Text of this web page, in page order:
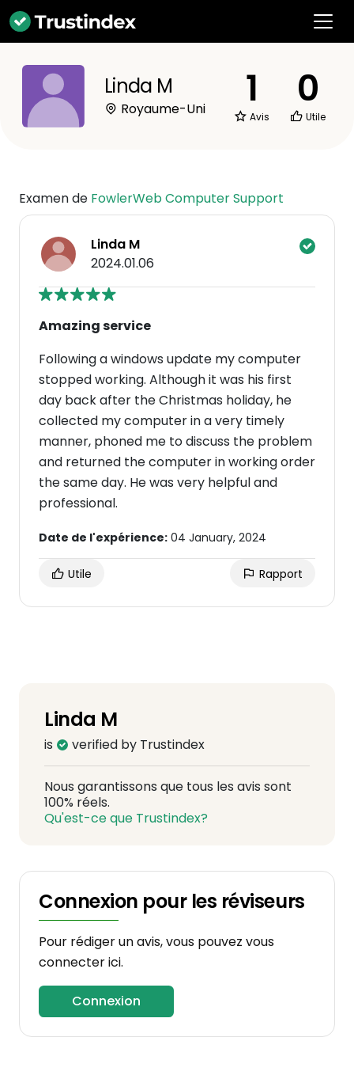
Linda M
Royaume-Uni 1
Avis
0
Utile
Examen de FowlerWeb Computer Support
Linda M
2024.01.06
Amazing service
Following a windows update my computer
stopped working. Although it was his first
day back after the Christmas holiday, he
collected my computer in a very timely
manner, phoned me to discuss the problem
and returned the computer in working order
the same day. He was very helpful and
professional.
Date de l'expérience: 04 January, 2024
Utile Rapport
Linda M
is verified by Trustindex
Nous garantissons que tous les avis sont
100% réels.
Qu'est-ce que Trustindex?
Connexion pour les réviseurs
Pour rédiger un avis, vous pouvez vous
connecter ici.
Connexion